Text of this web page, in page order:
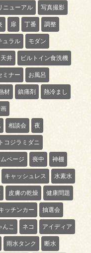
ニューアル 写真撮影
扉 丁番 調整
ュラル モダン
天井 ビルトイン食洗機
ミナー お風呂
材 鎮痛剤 熱冷まし
相談会 夜
トコジラミダニ
ページ 喪中 神棚
キャッシュレス 水素水
皮膚の乾燥 健康問題
ッチンカー 抽選会
んこ ネコ アイディア
雨水タンク 断水